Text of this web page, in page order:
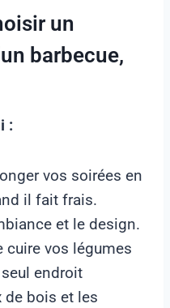
un
barbecue,
:
vos soirées en
il fait frais.
et le design.
cuire vos légumes
endroit
de bois et les